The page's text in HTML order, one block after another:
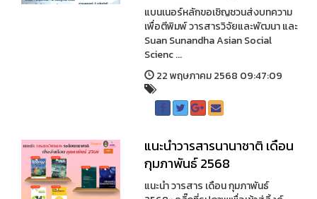
แบนเนอร์หลักขอเชิญชวนส่งบทความ
เพื่อตีพิมพ์ วารสารวิจัยและพัฒนา และ
Suan Sunandha Asian Social
Scienc ...
22 พฤษภาคม 2568 09:47:09
แนะนำวารสารนานาชาติ เดือน
กุมภาพันธ์ 2568
แนะนำ วารสาร เดือน กุมภาพันธ์